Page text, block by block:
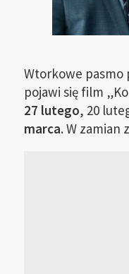
Wtorkowe pasmo
pojawi się film
27 lutego, 20
marca. W zamian